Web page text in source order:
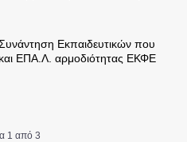
Θεμάτων
Θεμάτων
και Γεωγραφίας
Εκπαιδευτικών που
ΕΠΑ.Λ. αρμοδιότητας ΕΚΦΕ
1 από 3